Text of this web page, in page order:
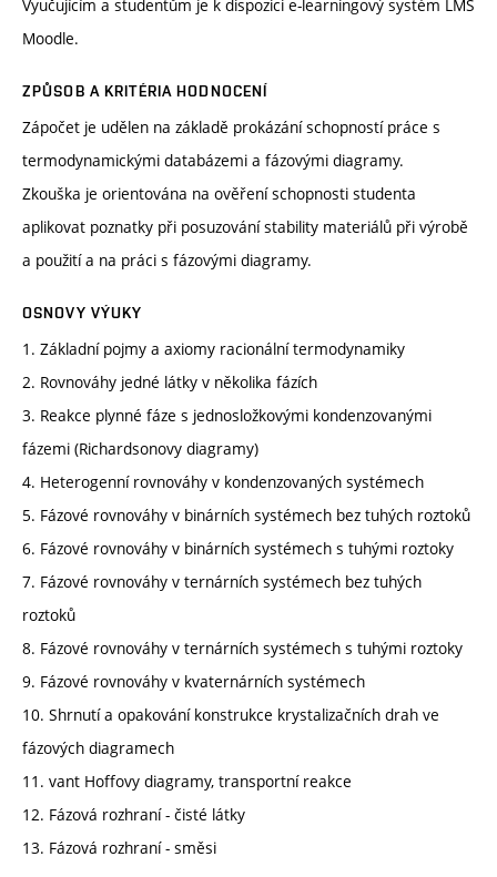
Vyučujícím a studentům je k dispozici e-learningový systém LMS
Moodle.
ZPŮSOB A KRITÉRIA HODNOCENÍ
Zápočet je udělen na základě prokázání schopností práce s
termodynamickými databázemi a fázovými diagramy.
Zkouška je orientována na ověření schopnosti studenta
aplikovat poznatky při posuzování stability materiálů při výrobě
a použití a na práci s fázovými diagramy.
OSNOVY VÝUKY
1. Základní pojmy a axiomy racionální termodynamiky
2. Rovnováhy jedné látky v několika fázích
3. Reakce plynné fáze s jednosložkovými kondenzovanými
fázemi (Richardsonovy diagramy)
4. Heterogenní rovnováhy v kondenzovaných systémech
5. Fázové rovnováhy v binárních systémech bez tuhých roztoků
6. Fázové rovnováhy v binárních systémech s tuhými roztoky
7. Fázové rovnováhy v ternárních systémech bez tuhých
roztoků
8. Fázové rovnováhy v ternárních systémech s tuhými roztoky
9. Fázové rovnováhy v kvaternárních systémech
10. Shrnutí a opakování konstrukce krystalizačních drah ve
fázových diagramech
11. vant Hoffovy diagramy, transportní reakce
12. Fázová rozhraní - čisté látky
13. Fázová rozhraní - směsi